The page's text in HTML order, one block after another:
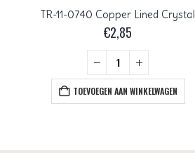
TR-11-0740 Copper Lined Crystal
€2,85
TOEVOEGEN AAN WINKELWAGEN